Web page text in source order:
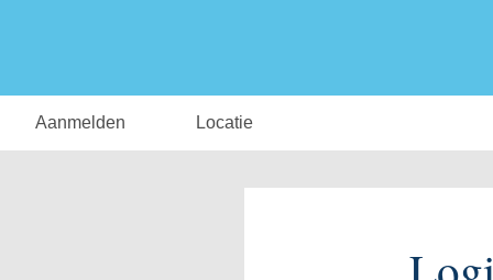
Aanmelden Locatie